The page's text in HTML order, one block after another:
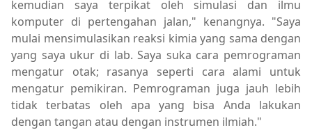
kemudian saya terpikat oleh simulasi dan ilmu
komputer di pertengahan jalan," kenangnya. "Saya
mulai mensimulasikan reaksi kimia yang sama dengan
yang saya ukur di lab. Saya suka cara pemrograman
mengatur otak; rasanya seperti cara alami untuk
mengatur pemikiran. Pemrograman juga jauh lebih
tidak terbatas oleh apa yang bisa Anda lakukan
dengan tangan atau dengan instrumen ilmiah."